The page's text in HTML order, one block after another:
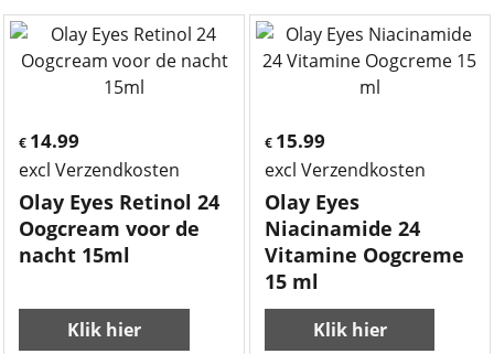
€ 14.99
excl Verzendkosten
Olay Eyes Retinol 24
Oogcream voor de
nacht 15ml
Klik hier
€ 15.99
excl Verzendkosten
Olay Eyes
Niacinamide 24
Vitamine Oogcreme
15 ml
Klik hier